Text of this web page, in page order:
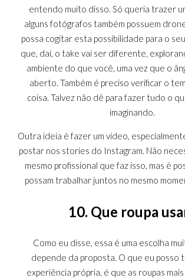
entendo muito disso. Só queria trazer
alguns fotógrafos também possuem
possa cogitar esta possibilidade para o
que, daí, o take vai ser diferente,
ambiente do que você, uma vez que o
aberto. Também é preciso verificar o
coisa. Talvez não dê para fazer tudo o
imaginando.
Outra ideia é fazer um vídeo,
postar nos stories do Instagram. Não
mesmo profissional que faz isso, mas é
possam trabalhar juntos no mesmo
10. Que roupa
Como eu disse, essa é uma escolha
depende da proposta. O que eu posso
experiência própria, é que as roupas